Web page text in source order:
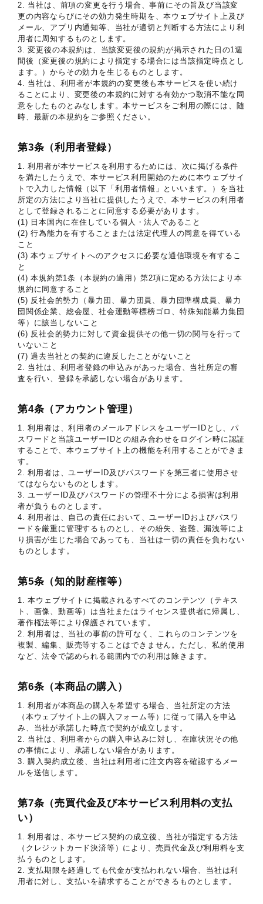
2. 当社は、前項の変更を行う場合、事前にその旨及び当該変
更の内容ならびにその効力発生時期を、本ウェブサイト上及び
メール、アプリ内通知等、当社が適切と判断する方法により利
用者に周知するものとします。
3. 変更後の本規約は、当該変更後の規約が掲示された日の1週
間後（変更後の規約により指定する場合には当該指定時点とし
ます。）からその効力を生じるものとします。
4. 当社は、利用者が本規約の変更後も本サービスを使い続け
ることにより、変更後の本規約に対する有効かつ取消不能な同
意をしたものとみなします。本サービスをご利用の際には、随
時、最新の本規約をご参照ください。
第3条（利用者登録）
1. 利用者が本サービスを利用するためには、次に掲げる条件
を満たしたうえで、本サービス利用開始のために本ウェブサイ
トで入力した情報（以下「利用者情報」といいます。）を当社
所定の方法により当社に提供したうえで、本サービスの利用者
として登録されることに同意する必要があります。
(1) 日本国内に在住している個人・法人であること
(2) 行為能力を有することまたは法定代理人の同意を得ている
こと
(3) 本ウェブサイトへのアクセスに必要な通信環境を有するこ
と
(4) 本規約第1条（本規約の適用）第2項に定める方法により本
規約に同意すること
(5) 反社会的勢力（暴力団、暴力団員、暴力団準構成員、暴力
団関係企業、総会屋、社会運動等標榜ゴロ、特殊知能暴力集団
等）に該当しないこと
(6) 反社会的勢力に対して資金提供その他一切の関与を行って
いないこと
(7) 過去当社との契約に違反したことがないこと
2. 当社は、利用者登録の申込みがあった場合、当社所定の審
査を行い、登録を承認しない場合があります。
第4条（アカウント管理）
1. 利用者は、利用者のメールアドレスをユーザーIDとし、パ
スワードと当該ユーザーIDとの組み合わせをログイン時に認証
することで、本ウェブサイト上の機能を利用することができま
す。
2. 利用者は、ユーザーID及びパスワードを第三者に使用させ
てはならないものとします。
3. ユーザーID及びパスワードの管理不十分による損害は利用
者が負うものとします。
4. 利用者は、自己の責任において、ユーザーIDおよびパスワ
ードを厳重に管理するものとし、その紛失、盗難、漏洩等によ
り損害が生じた場合であっても、当社は一切の責任を負わない
ものとします。
第5条（知的財産権等）
1. 本ウェブサイトに掲載されるすべてのコンテンツ（テキス
ト、画像、動画等）は当社またはライセンス提供者に帰属し、
著作権法等により保護されています。
2. 利用者は、当社の事前の許可なく、これらのコンテンツを
複製、編集、販売等することはできません。ただし、私的使用
など、法令で認められる範囲内での利用は除きます。
第6条（本商品の購入）
1. 利用者が本商品の購入を希望する場合、当社所定の方法
（本ウェブサイト上の購入フォーム等）に従って購入を申込
み、当社が承諾した時点で契約が成立します。
2. 当社は、利用者からの購入申込みに対し、在庫状況その他
の事情により、承諾しない場合があります。
3. 購入契約成立後、当社は利用者に注文内容を確認するメー
ルを送信します。
第7条（売買代金及び本サービス利用料の支払
い）
1. 利用者は、本サービス契約の成立後、当社が指定する方法
（クレジットカード決済等）により、売買代金及び利用料を支
払うものとします。
2. 支払期限を経過しても代金が支払われない場合、当社は利
用者に対し、支払いを請求することができるものとします。